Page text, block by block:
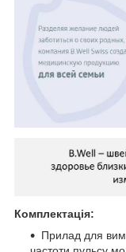
Комплектація:
Прилад для